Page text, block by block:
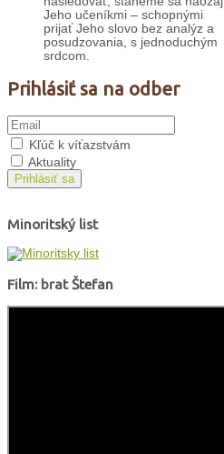
Jeho učeníkmi – schopnými
prijať Jeho slovo bez analýz a
posudzovania, s jednoduchým
srdcom.
Prihlásiť sa na odber
Kľúč k víťazstvám
Aktuality
Prihlásiť sa
Minoritský list
Film: brat Štefan